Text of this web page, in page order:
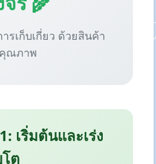
รเก็บเกี่ยว ด้วยสินค้า
คุณภาพ
เริ่มต้นและเร่ง
ต